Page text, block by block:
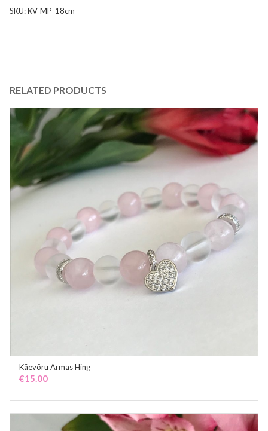
SKU:KV-MP-18cm
RELATED PRODUCTS
Käevõru Armas Hing
€15.00